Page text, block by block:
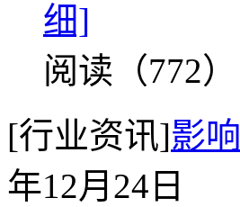
细]
阅读（772）
[行业资讯]影响
年12月24日